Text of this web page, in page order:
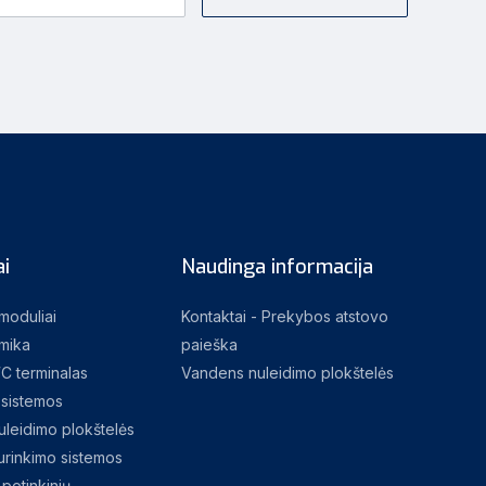
terminalas
plokštelės
sistemos
Naudinga informacija
Kontaktai - Prekybos atstovo
paieška
Vandens nuleidimo plokštelės